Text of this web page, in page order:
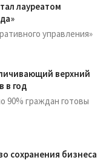
лауреатом
управления»
верхний
в год
90% граждан готовы
сохранения бизнеса